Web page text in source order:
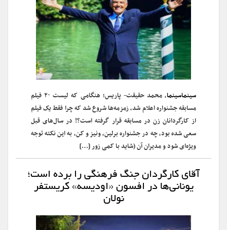
سینماسینما
، محمد حقیقت- پاریس؛ هنگامی که‌ لیست ۲۰ فیلم
مسابقه جشنواره اعلام شد، زمزمه‌ها‌ شروع شد که چرا فقط یک فیلم
از کارگردانان زن در مسابقه قرار گرفته‌ است؟! در سال‌های قبل
سعی شده بود، چه در جشنواره برلین، ونیز و کن، به این نکته توجه
ویژه‌ای شود و مدیران آن (شاید با کمی زور […]
آقای کارگردان جنگ فرهنگی را برده است؛
یونانی‌ها در افسون «اودیسه» کریستفر
نولان